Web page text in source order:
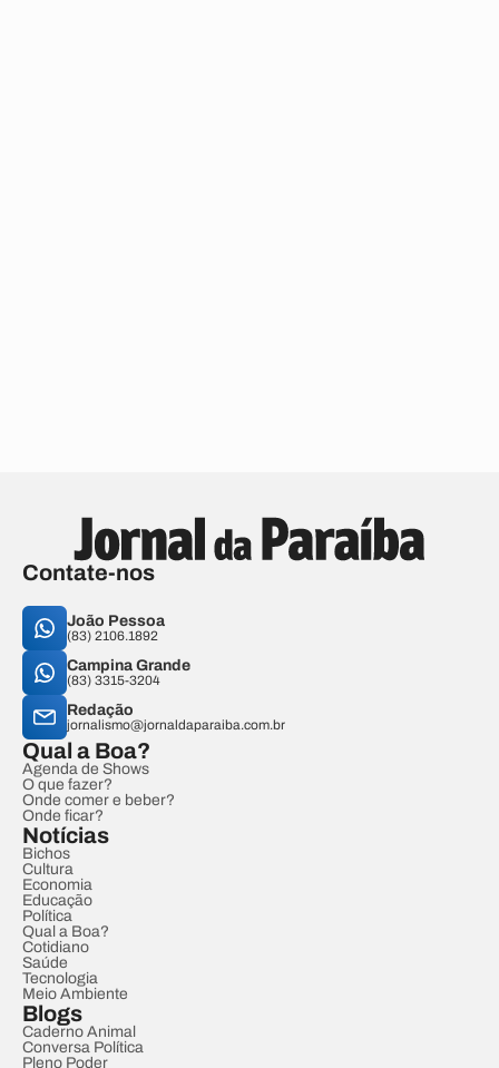
Contate-nos
João Pessoa
(83) 2106.1892
Campina Grande
(83) 3315-3204
Redação
jornalismo@jornaldaparaiba.com.br
Qual a Boa?
Agenda de Shows
O que fazer?
Onde comer e beber?
Onde ficar?
Notícias
Bichos
Cultura
Economia
Educação
Política
Qual a Boa?
Cotidiano
Saúde
Tecnologia
Meio Ambiente
Blogs
Caderno Animal
Conversa Política
Pleno Poder